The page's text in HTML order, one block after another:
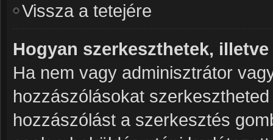
Vissza a tetejére
Hogyan szerkeszthetek,
Ha nem vagy adminisztrátor
hozzászólásokat
hozzászólást a szerkesztés